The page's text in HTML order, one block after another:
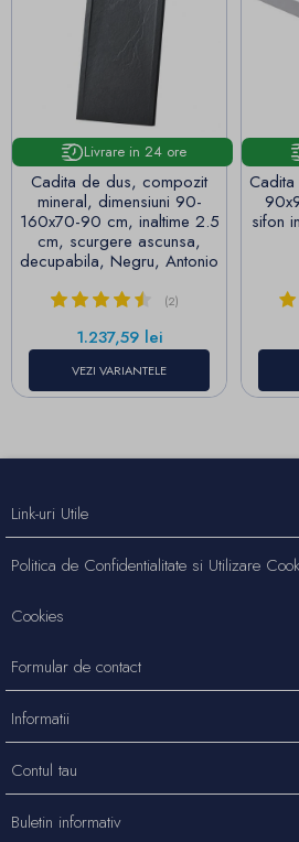
Livrare in 24 ore
Cadita de dus, compozit
mineral, dimensiuni 90-
160x70-90 cm, inaltime 2.5
cm, scurgere ascunsa,
decupabila, Negru, Antonio
(2)
Pret
1.237,59 lei
VEZI VARIANTELE
sifon
Link-uri Utile
Politica de Confidentialitate si Utilizare
Cookies
Formular de contact
Informatii
Contul tau
Buletin informativ